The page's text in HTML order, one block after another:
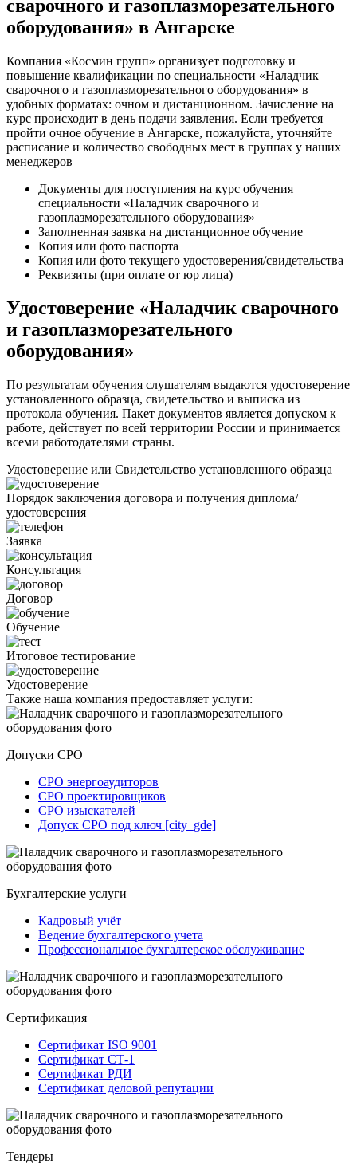
сварочного и газоплазморезательного
оборудования» в Ангарске
Компания «Космин групп» организует подготовку и
повышение квалификации по специальности «Наладчик
сварочного и газоплазморезательного оборудования» в
удобных форматах: очном и дистанционном. Зачисление на
курс происходит в день подачи заявления. Если требуется
пройти очное обучение в Ангарске, пожалуйста, уточняйте
расписание и количество свободных мест в группах у наших
менеджеров
Документы для поступления на курс обучения
специальности «Наладчик сварочного и
газоплазморезательного оборудования»
Заполненная заявка на дистанционное обучение
Копия или фото паспорта
Копия или фото текущего удостоверения/свидетельства
Реквизиты (при оплате от юр лица)
Удостоверение «Наладчик сварочного
и газоплазморезательного
оборудования»
По результатам обучения слушателям выдаются удостоверение
установленного образца, свидетельство и выписка из
протокола обучения. Пакет документов является допуском к
работе, действует по всей территории России и принимается
всеми работодателями страны.
Удостоверение или Свидетельство установленного образца
Порядок заключения договора и получения диплома/
удостоверения
Заявка
Консультация
Договор
Обучение
Итоговое тестирование
Удостоверение
Также наша компания предоставляет услуги:
Допуски СРО
СРО энергоаудиторов
СРО проектировщиков
СРО изыскателей
Допуск СРО под ключ [city_gde]
Бухгалтерские услуги
Кадровый учёт
Ведение бухгалтерского учета
Профессиональное бухгалтерское обслуживание
Сертификация
Сертификат ISO 9001
Сертификат СТ-1
Сертификат РДИ
Сертификат деловой репутации
Тендеры